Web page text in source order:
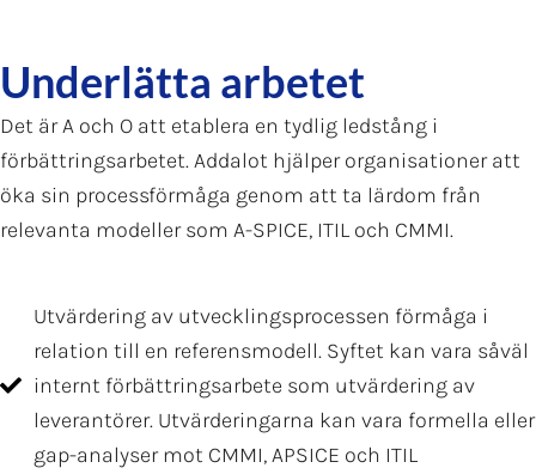
Underlätta arbetet
Det är A och O att etablera en tydlig ledstång i
förbättringsarbetet. Addalot hjälper organisationer att
öka sin processförmåga genom att ta lärdom från
relevanta modeller som A-SPICE, ITIL och CMMI.
Utvärdering av utvecklingsprocessen förmåga i
relation till en referensmodell. Syftet kan vara såväl
internt förbättringsarbete som utvärdering av
leverantörer. Utvärderingarna kan vara formella eller
gap-analyser mot CMMI, APSICE och ITIL